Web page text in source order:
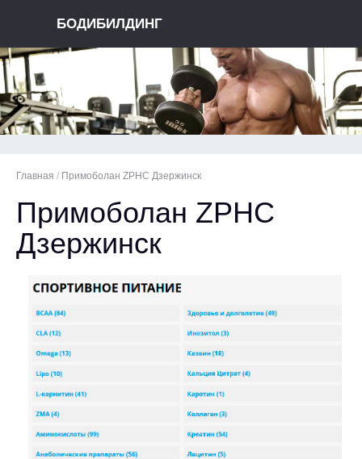
БОДИБИЛДИНГ
Главная / Примоболан ZPHC Дзержинск
Примоболан ZPHC
Дзержинск